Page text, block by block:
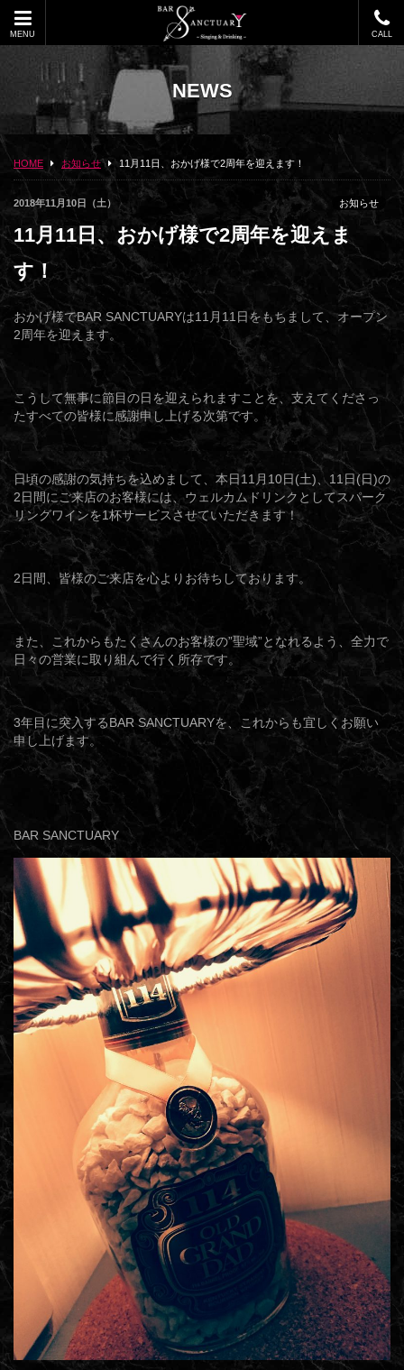
MENU CALL
NEWS
HOME お知らせ 11月11日、おかげ様で2周年を迎えます！
2018年11月10日（土） お知らせ
11月11日、おかげ様で2周年を迎えま
す！
おかげ様でBAR SANCTUARYは11月11日をもちまして、オープン
2周年を迎えます。
こうして無事に節目の日を迎えられますことを、支えてくださっ
たすべての皆様に感謝申し上げる次第です。
日頃の感謝の気持ちを込めまして、本日11月10日(土)、11日(日)の
2日間にご来店のお客様には、ウェルカムドリンクとしてスパーク
リングワインを1杯サービスさせていただきます！
2日間、皆様のご来店を心よりお待ちしております。
また、これからもたくさんのお客様の”聖域”となれるよう、全力で
日々の営業に取り組んで行く所存です。
3年目に突入するBAR SANCTUARYを、これからも宜しくお願い
申し上げます。
BAR SANCTUARY